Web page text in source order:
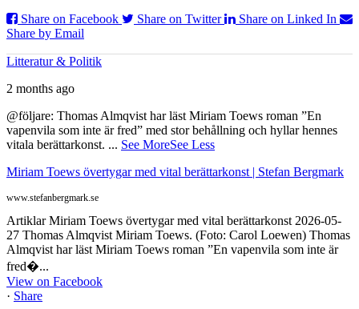
Share on Facebook
Share on Twitter
Share on Linked In
Share by Email
Litteratur & Politik
2 months ago
@följare: Thomas Almqvist har läst Miriam Toews roman ”En
vapenvila som inte är fred” med stor behållning och hyllar hennes
vitala berättarkonst. ... See MoreSee Less
Miriam Toews övertygar med vital berättarkonst | Stefan Bergmark
www.stefanbergmark.se
Artiklar Miriam Toews övertygar med vital berättarkonst 2026-05-
27 Thomas Almqvist Miriam Toews. (Foto: Carol Loewen) Thomas
Almqvist har läst Miriam Toews roman ”En vapenvila som inte är
fred�...
View on Facebook
· Share